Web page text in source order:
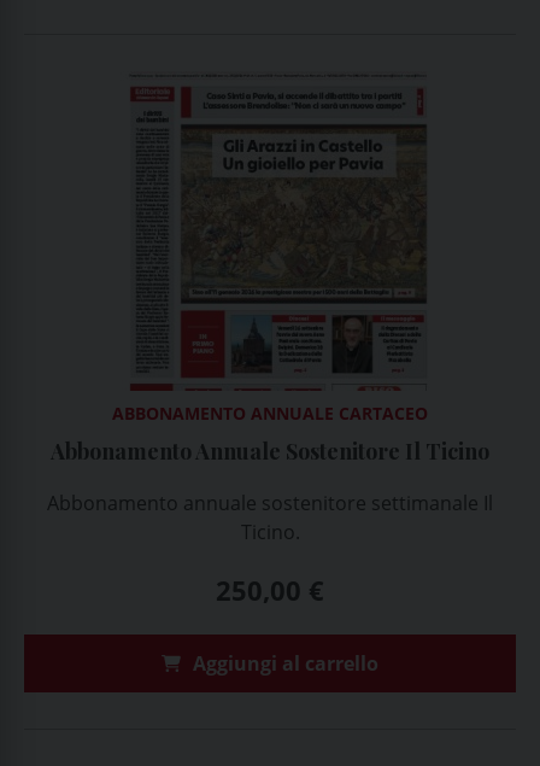
ABBONAMENTO ANNUALE CARTACEO
Abbonamento Annuale Sostenitore Il Ticino
Abbonamento annuale sostenitore settimanale Il
Ticino.
250,00 €
Aggiungi al carrello